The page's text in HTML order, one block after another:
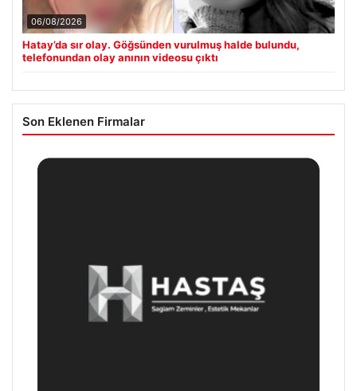
06/08/2026
Hatay’da sır olay. Göğsünden vurulmuş halde bulundu,
telefonundan olay anının videosu çıktı
Son Eklenen Firmalar